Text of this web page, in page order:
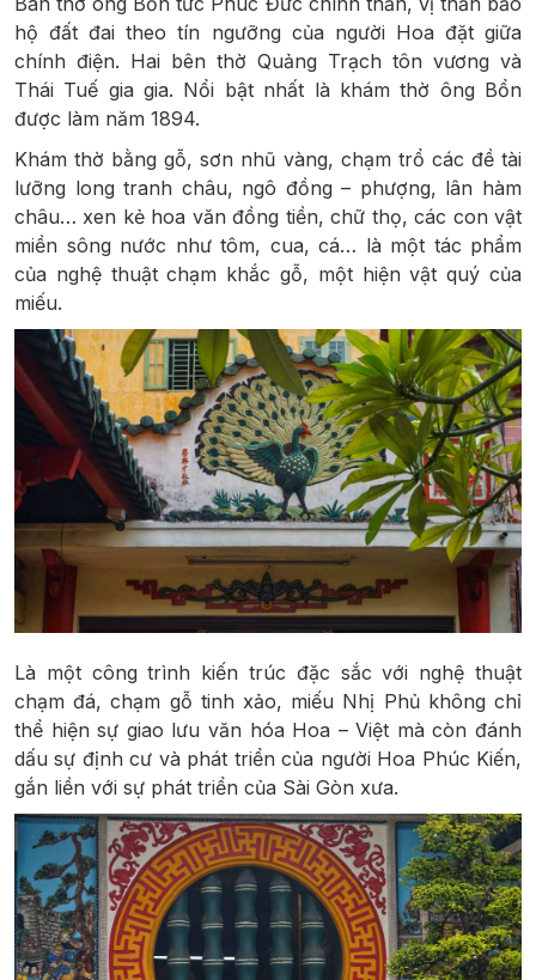
hộ đất đai theo tín ngưỡng của người Hoa đặt giữa
chính điện. Hai bên thờ Quảng Trạch tôn vương và
Thái Tuế gia gia. Nổi bật nhất là khám thờ ông Bổn
được làm năm 1894.
Khám thờ bằng gỗ, sơn nhũ vàng, chạm trổ các đề tài
lưỡng long tranh châu, ngô đồng – phượng, lân hàm
châu… xen kẻ hoa văn đồng tiền, chữ thọ, các con vật
miền sông nước như tôm, cua, cá… là một tác phẩm
của nghệ thuật chạm khắc gỗ, một hiện vật quý của
miếu.
Là một công trình kiến trúc đặc sắc với nghệ thuật
chạm đá, chạm gỗ tinh xảo, miếu Nhị Phủ không chỉ
thể hiện sự giao lưu văn hóa Hoa – Việt mà còn đánh
dấu sự định cư và phát triển của người Hoa Phúc Kiến,
gắn liền với sự phát triển của Sài Gòn xưa.